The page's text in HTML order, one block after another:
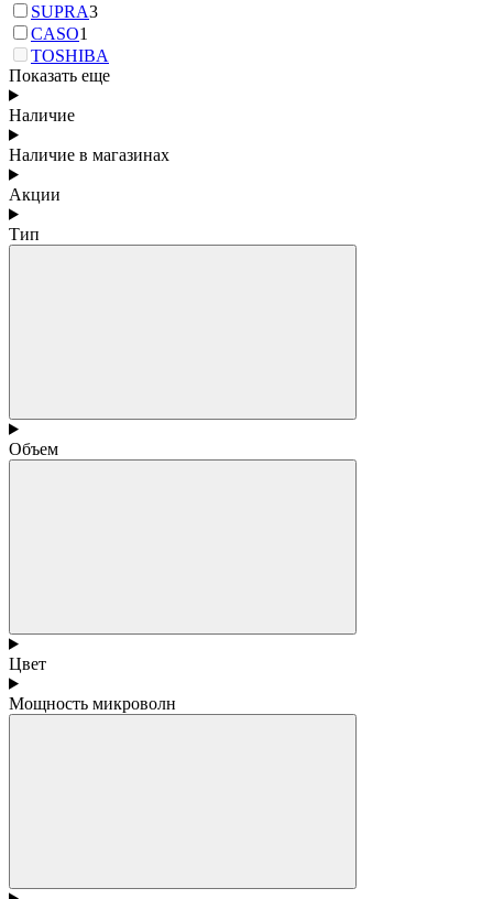
SUPRA3
CASO1
TOSHIBA
Показать еще
Наличие
Наличие в магазинах
Акции
Тип
Объем
Цвет
Мощность микроволн